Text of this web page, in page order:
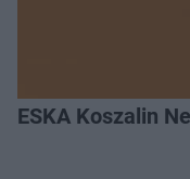
ESKA Koszalin